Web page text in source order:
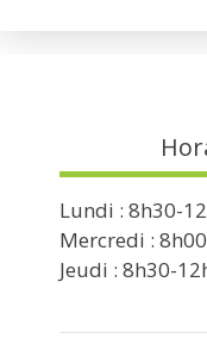
Lundi : 8h30-
Mercredi :
Jeudi : 8h30-